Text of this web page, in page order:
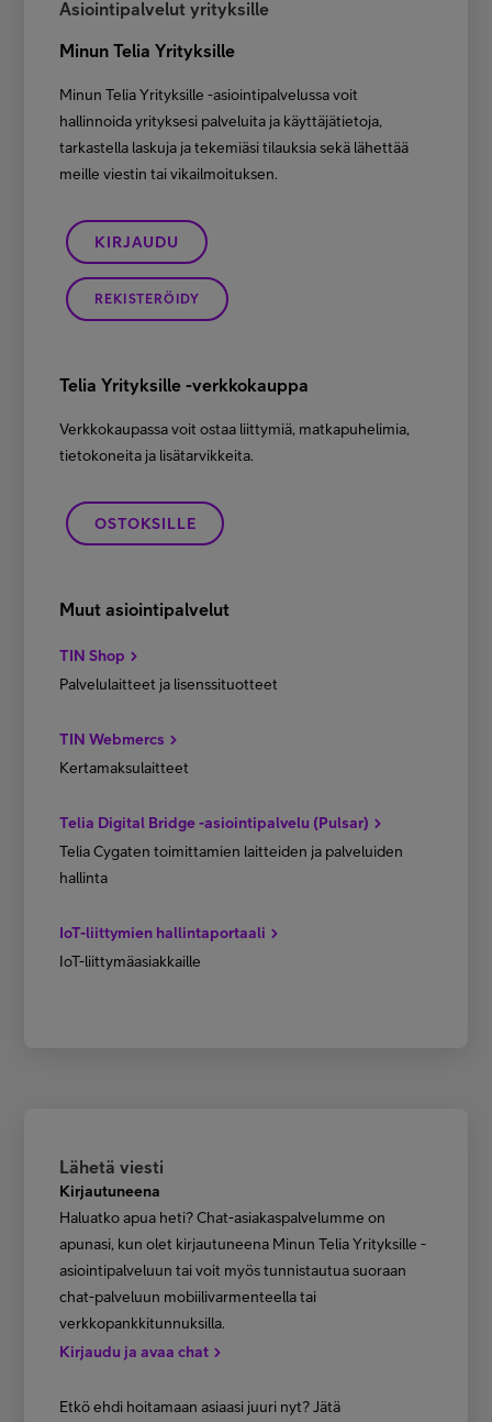
Asiointipalvelut yrityksille
Minun Telia Yrityksille
Minun Telia Yrityksille -asiointipalvelussa voit
hallinnoida yrityksesi palveluita ja käyttäjätietoja,
tarkastella laskuja ja tekemiäsi tilauksia sekä lähettää
meille viestin tai vikailmoituksen.
KIRJAUDU
REKISTERÖIDY
Telia Yrityksille -verkkokauppa
Verkkokaupassa voit ostaa liittymiä, matkapuhelimia,
tietokoneita ja lisätarvikkeita.
OSTOKSILLE
Muut asiointipalvelut
TIN Shop
Palvelulaitteet ja lisenssituotteet
TIN Webmercs
Kertamaksulaitteet
Telia Digital Bridge -asiointipalvelu (Pulsar)
Telia Cygaten toimittamien laitteiden ja palveluiden
hallinta
IoT-liittymien hallintaportaali
IoT-liittymäasiakkaille
Lähetä viesti
Kirjautuneena
Haluatko apua heti? Chat-asiakaspalvelumme on
apunasi, kun olet kirjautuneena Minun Telia Yrityksille -
asiointipalveluun tai voit myös tunnistautua suoraan
chat-palveluun mobiilivarmenteella tai
verkkopankkitunnuksilla.
Kirjaudu ja avaa chat
Etkö ehdi hoitamaan asiaasi juuri nyt? Jätä